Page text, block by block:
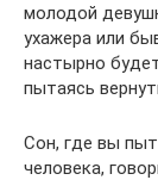
молодой
ухажера или
настырно
пытаясь
Сон, где вы
человека,